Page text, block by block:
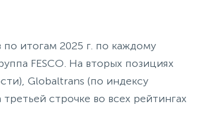
итогам 2025 г. по каждому
FESCO. На вторых позициях
Globaltrans (по индексу
строчке во всех рейтингах